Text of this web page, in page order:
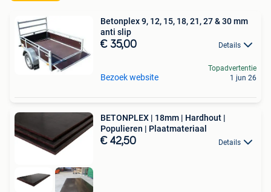
Betonplex 9, 12, 15, 18, 21, 27 & 30 mm
anti slip
€ 35,00 Details
Bezoek website
Topadvertentie
1 jun 26
BETONPLEX | 18mm | Hardhout |
Populieren | Plaatmateriaal
€ 42,50 Details